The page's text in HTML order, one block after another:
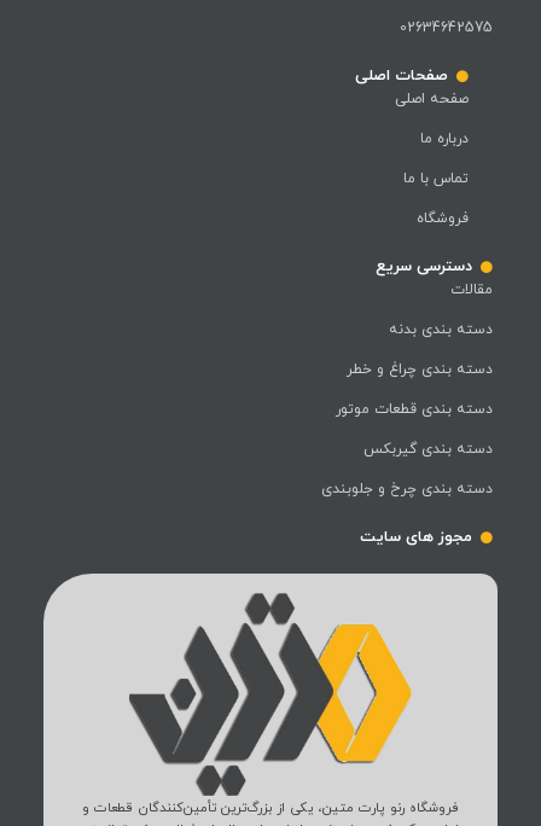
02634642575
صفحات اصلی
صفحه اصلی
درباره ما
تماس با ما
فروشگاه
دسترسی سریع
مقالات
دسته بندی بدنه
دسته بندی چراغ و خطر
دسته بندی قطعات موتور
دسته بندی گیربکس
دسته بندی چرخ و جلوبندی
مجوز های سایت
فروشگاه رنو پارت متین، یکی از بزرگ‌ترین تأمین‌کنندگان قطعات و